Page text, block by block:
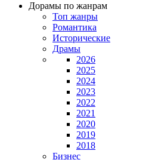
Дорамы по жанрам
Топ жанры
Романтика
Исторические
Драмы
2026
2025
2024
2023
2022
2021
2020
2019
2018
Бизнес